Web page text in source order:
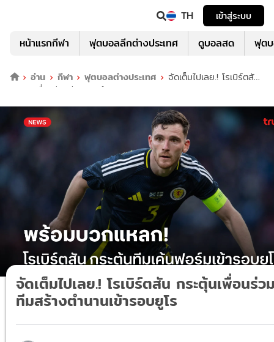
TH เข้าสู่ระบบ
หน้าแรกกีฬา ฟุตบอลลีกต่างประเทศ ดูบอลสด ฟุต
อ่าน กีฬา ฟุตบอลต่างประเทศ
จัดเต็มไปเลย.! โรเบิร์ตสัน
กระตุ้นเพื่อนร่วมทีมสร้างตำนานเข้ารอบยูโร
จัดเต็มไปเลย.! โรเบิร์ตสัน กระตุ้นเพื่อนร่ว
ทีมสร้างตำนานเข้ารอบยูโร